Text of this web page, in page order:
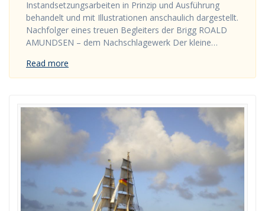
Instandsetzungsarbeiten in Prinzip und Ausführung
behandelt und mit Illustrationen anschaulich dargestellt.
Nachfolger eines treuen Begleiters der Brigg ROALD
AMUNDSEN – dem Nachschlagewerk Der kleine…
Read more